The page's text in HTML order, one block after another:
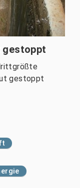
gestoppt
gestoppt